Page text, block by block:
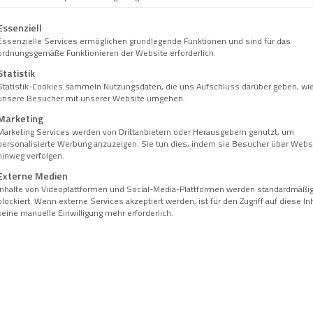
Als Fach­arzt­pra­xis wid­men wir uns aus­führ­lich Ihren
erfor­der­lich. Haus­be­su­che kön­nen von einem
eine Liste der Service-Gruppen, für die eine Einwilligung
Services ermöglichen grundlegende Funktionen und sind für das
Funktionieren der Website erforderlich.
Cookies sammeln Nutzungsdaten, die uns Aufschluss darüber geben, wie
Besucher mit unserer Website umgehen.
Services werden von Drittanbietern oder Herausgebern genutzt, um
Werbung anzuzeigen. Sie tun dies, indem sie Besucher über
verfolgen.
Medien
von Videoplattformen und Social-Media-Plattformen werden standardmäßig
Wenn externe Services akzeptiert werden, ist für den Zugriff auf diese
manuelle Einwilligung mehr erforderlich.